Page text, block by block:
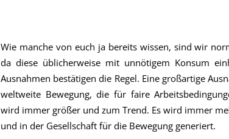
Wie manche von euch ja bereits wissen, sind wir
da diese üblicherweise mit unnötigem Konsum
Ausnahmen bestätigen die Regel. Eine großartige
weltweite Bewegung, die für faire
wird immer größer und zum Trend. Es wird immer
und in der Gesellschaft für die Bewegung generiert.